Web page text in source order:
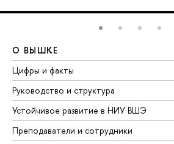
О ВЫШКЕ
Цифры и факты
Руководство и структура
Устойчивое развитие в НИУ ВШЭ
Преподаватели и сотрудники